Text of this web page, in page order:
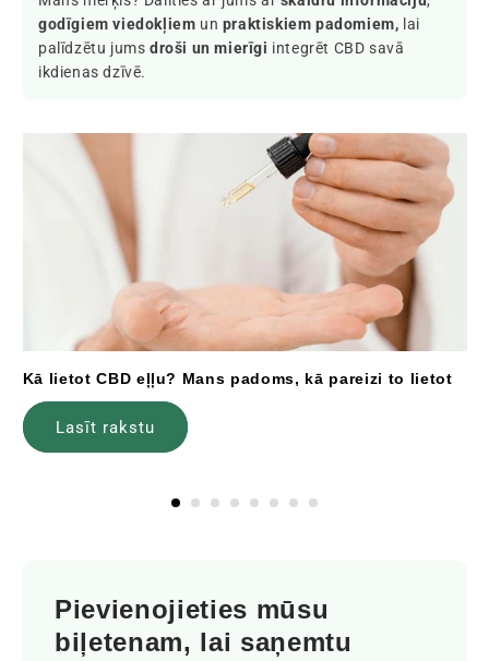
godīgiem viedokļiem un praktiskiem padomiem, lai
palīdzētu jums droši un mierīgi integrēt CBD savā
ikdienas dzīvē.
Kā lietot CBD eļļu? Mans padoms, kā pareizi to lietot
Lasīt rakstu
Pievienojieties mūsu
biļetenam, lai saņemtu